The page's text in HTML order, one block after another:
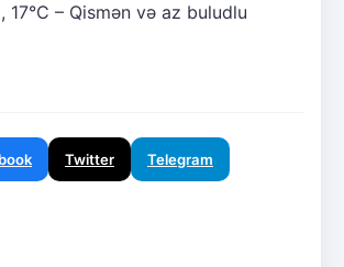
17°C – Qismən və az buludlu
Twitter Telegram